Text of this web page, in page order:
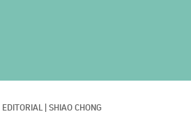
EDITORIAL SHIAO CHONG